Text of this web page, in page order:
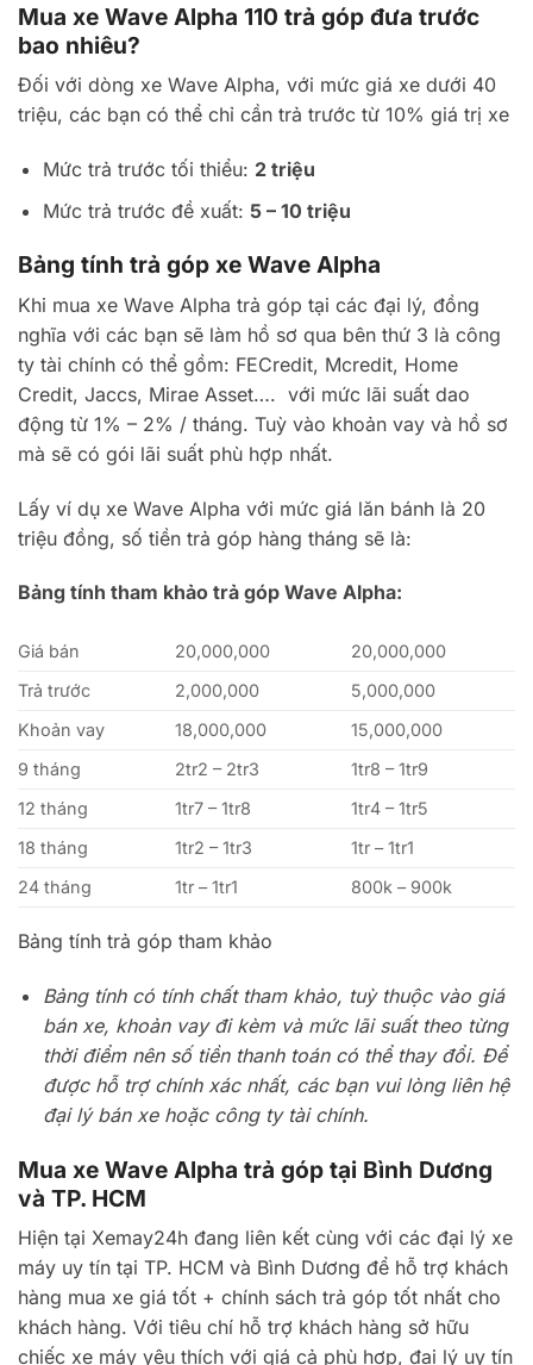
Mua xe Wave Alpha 110 trả góp đưa trước
bao nhiêu?
Đối với dòng xe Wave Alpha, với mức giá xe dưới 40
triệu, các bạn có thể chỉ cần trả trước từ 10% giá trị xe
Mức trả trước tối thiểu: 2 triệu
Mức trả trước đề xuất: 5 – 10 triệu
Bảng tính trả góp xe Wave Alpha
Khi mua xe Wave Alpha trả góp tại các đại lý, đồng
nghĩa với các bạn sẽ làm hồ sơ qua bên thứ 3 là công
ty tài chính có thể gồm: FECredit, Mcredit, Home
Credit, Jaccs, Mirae Asset…. với mức lãi suất dao
động từ 1% – 2% / tháng. Tuỳ vào khoản vay và hồ sơ
mà sẽ có gói lãi suất phù hợp nhất.
Lấy ví dụ xe Wave Alpha với mức giá lăn bánh là 20
triệu đồng, số tiền trả góp hàng tháng sẽ là:
Bảng tính tham khảo trả góp Wave Alpha:
Giá bán 20,000,000
20,000,000
Trả trước
2,000,000
5,000,000
Khoản vay
18,000,000
15,000,000
9 tháng
2tr2 – 2tr3
1tr8 – 1tr9
12 tháng
1tr7 – 1tr8
1tr4 – 1tr5
18 tháng
1tr2 – 1tr3
1tr – 1tr1
24 tháng
1tr – 1tr1 800k – 900k
Bảng tính trả góp tham khảo
Bảng tính có tính chất tham khảo, tuỳ thuộc vào giá
bán xe, khoản vay đi kèm và mức lãi suất theo từng
thời điểm nên số tiền thanh toán có thể thay đổi. Để
được hỗ trợ chính xác nhất, các bạn vui lòng liên hệ
đại lý bán xe hoặc công ty tài chính.
Mua xe Wave Alpha trả góp tại Bình Dương
và TP. HCM
Hiện tại Xemay24h đang liên kết cùng với các đại lý xe
máy uy tín tại TP. HCM và Bình Dương để hỗ trợ khách
hàng mua xe giá tốt + chính sách trả góp tốt nhất cho
khách hàng. Với tiêu chí hỗ trợ khách hàng sở hữu
chiếc xe máy yêu thích với giá cả phù hợp, đại lý uy tín